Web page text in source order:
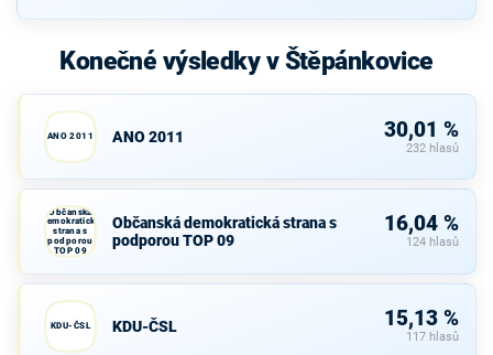
Konečné výsledky v Štěpánkovice
ANO 2011 ANO 2011 30,01 %
232 hlasů
Občanská
demokratická
strana s
podporou
TOP 09
Občanská demokratická strana s
podporou TOP 09
16,04 %
124 hlasů
KDU-ČSL KDU-ČSL 15,13 %
117 hlasů